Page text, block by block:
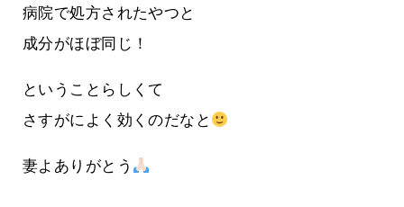
病院で処方されたやつと
成分がほぼ同じ！
ということらしくて
さすがによく効くのだなと
妻よありがとう